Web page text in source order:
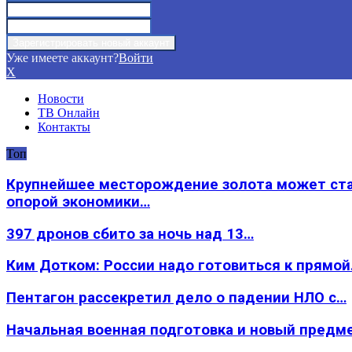
Уже имеете аккаунт?Войти
X
Новости
ТВ Онлайн
Контакты
Топ
Крупнейшее месторождение золота может
опорой экономики…
397 дронов сбито за ночь над 13…
Ким Дотком: России надо готовиться к
Пентагон рассекретил дело о падении НЛО с…
Начальная военная подготовка и новый